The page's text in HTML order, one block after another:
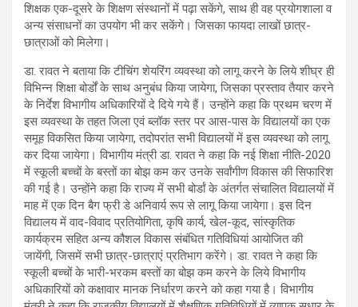
शिक्षक एक-दूसरे के शिक्षण संस्थानों में पढ़ा सकेंगे, साथ ही वह प्रयोगशाला व
अन्य संसाधनों का उपयोग भी कर सकेंगे। जिसका फायदा लाखों छात्र-
छात्राओं को मिलेगा।
डा. रावत ने बताया कि टीचिंग शेयरिंग व्यवस्था को लागू करने के लिये शीघ्र ही
विभिन्न शिक्षा बोर्डों के साथ अनुबंध किया जायेगा, जिसका प्रस्ताव तैयार करने
के निर्देश विभागीय अधिकारियों दे दिये गये हैं। उन्होंने कहा कि प्रथम चरण में
इस व्यवस्था के तहत जिला एवं ब्लॉक स्तर पर आस-पास के विद्यालयों का एक
समूह विकसित किया जायेगा, तदोपरांत सभी विद्यालयों में इस व्यवस्था को लागू
कर दिया जायेगा। विभागीय मंत्री डा. रावत ने कहा कि नई शिक्षा नीति-2020
में स्कूली बच्चों के बस्तों का बोझ कम कर उनके सर्वांगीण विकास की सिफारिश
की गई है। उन्होंने कहा कि राज्य में सभी बोर्डां के अंतर्गत संचालित विद्यालयों में
माह में एक दिन बैग फ्री डे अनिवार्य रूप से लागू किया जायेगा। इस दिन
विद्यालय में वाद-विवाद प्रतियोगिता, कृषि कार्य, खेल-कूद, सांस्कृतिक
कार्यक्रम सहित अन्य कौशल विकास संबंधित गतिविधियां आयोजित की
जायेंगी, जिसमें सभी छात्र-छात्राएं प्रतिभाग करेंगे। डा. रावत ने कहा कि
स्कूली बच्चों के भारी-भरकम बस्तों का बोझ कम करने के लिये विभागीय
अधिकारियों को कक्षावार मानक निर्धारण करने को कहा गया है। विभागीय